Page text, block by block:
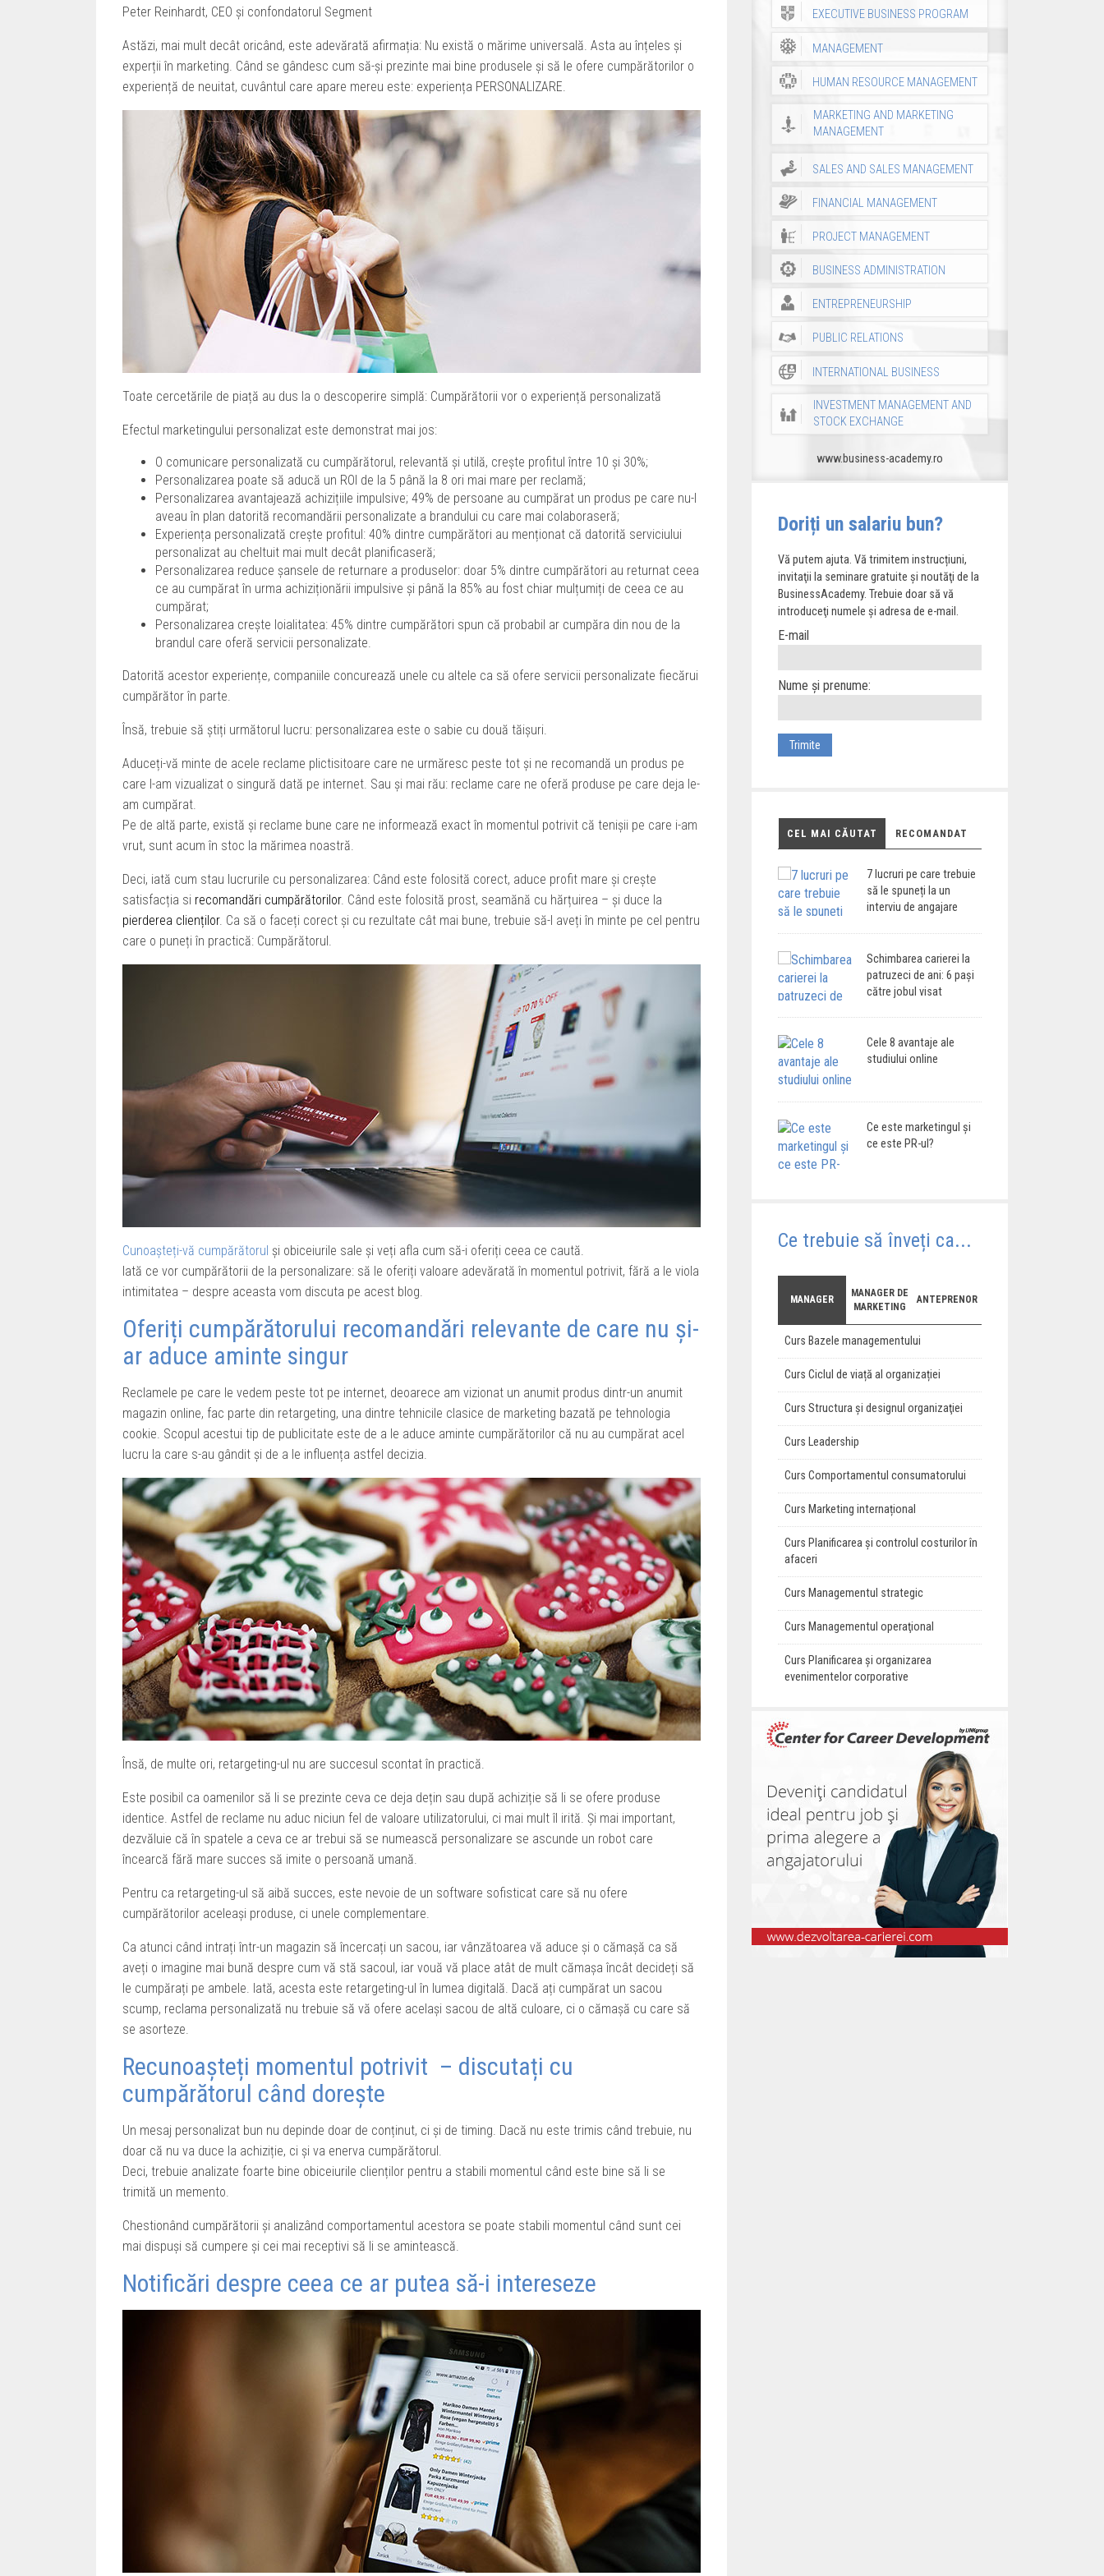
Peter Reinhardt, CEO și confondatorul Segment
Astăzi, mai mult decât oricând, este adevărată afirmația: Nu există o mărime universală. Asta au înțeles și
experții în marketing. Când se gândesc cum să-și prezinte mai bine produsele și să le ofere cumpărătorilor o
experiență de neuitat, cuvântul care apare mereu este: experiența PERSONALIZARE.
Toate cercetările de piață au dus la o descoperire simplă: Cumpărătorii vor o experiență personalizată
Efectul marketingului personalizat este demonstrat mai jos:
O comunicare personalizată cu cumpărătorul, relevantă și utilă, crește profitul între 10 și 30%;
Personalizarea poate să aducă un ROI de la 5 până la 8 ori mai mare per reclamă;
Personalizarea avantajează achizițiile impulsive; 49% de persoane au cumpărat un produs pe care nu-l
aveau în plan datorită recomandării personalizate a brandului cu care mai colaboraseră;
Experiența personalizată crește profitul: 40% dintre cumpărători au menționat că datorită serviciului
personalizat au cheltuit mai mult decât planificaseră;
Personalizarea reduce șansele de returnare a produselor: doar 5% dintre cumpărători au returnat ceea
ce au cumpărat în urma achiziționării impulsive și până la 85% au fost chiar mulțumiți de ceea ce au
cumpărat;
Personalizarea crește loialitatea: 45% dintre cumpărători spun că probabil ar cumpăra din nou de la
brandul care oferă servicii personalizate.
Datorită acestor experiențe, companiile concurează unele cu altele ca să ofere servicii personalizate fiecărui
cumpărător în parte.
Însă, trebuie să știți următorul lucru: personalizarea este o sabie cu două tăișuri.
Aduceți-vă minte de acele reclame plictisitoare care ne urmăresc peste tot și ne recomandă un produs pe
care l-am vizualizat o singură dată pe internet. Sau și mai rău: reclame care ne oferă produse pe care deja le-
am cumpărat.
Pe de altă parte, există și reclame bune care ne informează exact în momentul potrivit că tenișii pe care i-am
vrut, sunt acum în stoc la mărimea noastră.
Deci, iată cum stau lucrurile cu personalizarea: Când este folosită corect, aduce profit mare și crește
satisfacția si recomandări cumpărătorilor. Când este folosită prost, seamănă cu hărțuirea – și duce la
pierderea clienților. Ca să o faceți corect și cu rezultate cât mai bune, trebuie să-l aveți în minte pe cel pentru
care o puneți în practică: Cumpărătorul.
Cunoașteți-vă cumpărătorul și obiceiurile sale și veți afla cum să-i oferiți ceea ce caută.
Iată ce vor cumpărătorii de la personalizare: să le oferiți valoare adevărată în momentul potrivit, fără a le viola
intimitatea – despre aceasta vom discuta pe acest blog.
Oferiți cumpărătorului recomandări relevante de care nu și-
ar aduce aminte singur
Reclamele pe care le vedem peste tot pe internet, deoarece am vizionat un anumit produs dintr-un anumit
magazin online, fac parte din retargeting, una dintre tehnicile clasice de marketing bazată pe tehnologia
cookie. Scopul acestui tip de publicitate este de a le aduce aminte cumpărătorilor că nu au cumpărat acel
lucru la care s-au gândit și de a le influența astfel decizia.
Însă, de multe ori, retargeting-ul nu are succesul scontat în practică.
Este posibil ca oamenilor să li se prezinte ceva ce deja dețin sau după achiziție să li se ofere produse
identice. Astfel de reclame nu aduc niciun fel de valoare utilizatorului, ci mai mult îl irită. Și mai important,
dezvăluie că în spatele a ceva ce ar trebui să se numească personalizare se ascunde un robot care
încearcă fără mare succes să imite o persoană umană.
Pentru ca retargeting-ul să aibă succes, este nevoie de un software sofisticat care să nu ofere
cumpărătorilor aceleași produse, ci unele complementare.
Ca atunci când intrați într-un magazin să încercați un sacou, iar vânzătoarea vă aduce și o cămașă ca să
aveți o imagine mai bună despre cum vă stă sacoul, iar vouă vă place atât de mult cămașa încât decideți să
le cumpărați pe ambele. Iată, acesta este retargeting-ul în lumea digitală. Dacă ați cumpărat un sacou
scump, reclama personalizată nu trebuie să vă ofere același sacou de altă culoare, ci o cămașă cu care să
se asorteze.
Recunoașteți momentul potrivit – discutați cu
cumpărătorul când dorește
Un mesaj personalizat bun nu depinde doar de conținut, ci și de timing. Dacă nu este trimis când trebuie, nu
doar că nu va duce la achiziție, ci și va enerva cumpărătorul.
Deci, trebuie analizate foarte bine obiceiurile clienților pentru a stabili momentul când este bine să li se
trimită un memento.
Chestionând cumpărătorii și analizând comportamentul acestora se poate stabili momentul când sunt cei
mai dispuși să cumpere și cei mai receptivi să li se amintească.
Notificări despre ceea ce ar putea să-i intereseze
EXECUTIVE BUSINESS PROGRAM
MANAGEMENT
HUMAN RESOURCE MANAGEMENT
MARKETING AND MARKETING
MANAGEMENT
SALES AND SALES MANAGEMENT
FINANCIAL MANAGEMENT
PROJECT MANAGEMENT
BUSINESS ADMINISTRATION
ENTREPRENEURSHIP
PUBLIC RELATIONS
INTERNATIONAL BUSINESS
INVESTMENT MANAGEMENT AND
STOCK EXCHANGE
www.business-academy.ro
Doriți un salariu bun?
Vă putem ajuta. Vă trimitem instrucțiuni,
invitaţii la seminare gratuite şi noutăţi de la
BusinessAcademy. Trebuie doar să vă
introduceţi numele și adresa de e-mail.
E-mail
Nume și prenume:
CEL MAI CĂUTAT RECOMANDAT
7 lucruri pe care trebuie
să le spuneți la un
interviu de angajare
Schimbarea carierei la
patruzeci de ani: 6 pași
către jobul visat
Cele 8 avantaje ale
studiului online
Ce este marketingul şi
ce este PR-ul?
Ce trebuie să înveți ca...
MANAGER
MANAGER DE
MARKETING
ANTEPRENOR
Curs Bazele managementului
Curs Ciclul de viață al organizației
Curs Structura şi designul organizaţiei
Curs Leadership
Curs Comportamentul consumatorului
Curs Marketing internațional
Curs Planificarea și controlul costurilor în
afaceri
Curs Managementul strategic
Curs Managementul operaţional
Curs Planificarea și organizarea
evenimentelor corporative